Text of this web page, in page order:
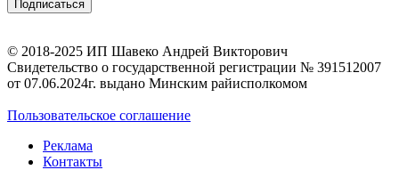
© 2018-2025 ИП Шавеко Андрей Викторович
Свидетельство о государственной регистрации № 391512007
от 07.06.2024г. выдано Минским райисполкомом
Пользовательское соглашение
Реклама
Контакты